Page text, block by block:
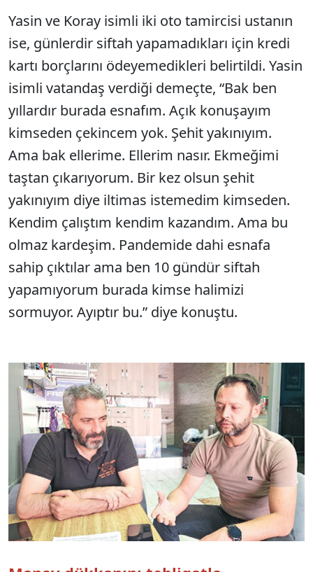
Sesi Aç
Yasin ve Koray isimli iki oto tamircisi ustanın
ise, günlerdir siftah yapamadıkları için kredi
kartı borçlarını ödeyemedikleri belirtildi. Yasin
isimli vatandaş verdiği demeçte, “Bak ben
yıllardır burada esnafım. Açık konuşayım
kimseden çekincem yok. Şehit yakınıyım.
Ama bak ellerime. Ellerim nasır. Ekmeğimi
taştan çıkarıyorum. Bir kez olsun şehit
yakınıyım diye iltimas istemedim kimseden.
Kendim çalıştım kendim kazandım. Ama bu
olmaz kardeşim. Pandemide dahi esnafa
sahip çıktılar ama ben 10 gündür siftah
yapamıyorum burada kimse halimizi
sormuyor. Ayıptır bu.” diye konuştu.